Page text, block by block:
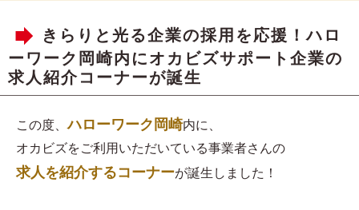
きらりと光る企業の採用を応援！ハロ
ーワーク岡崎内にオカビズサポート企業の
求人紹介コーナーが誕生
この度、ハローワーク岡崎内に、
オカビズをご利用いただいている事業者さんの
求人を紹介するコーナーが誕生しました！